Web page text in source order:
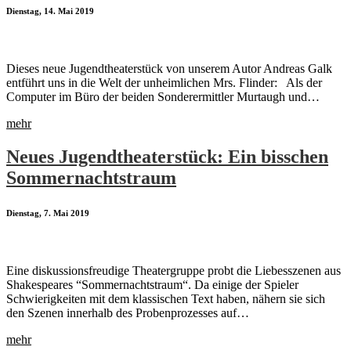
Dienstag, 14. Mai 2019
Dieses neue Jugendtheaterstück von unserem Autor Andreas Galk
entführt uns in die Welt der unheimlichen Mrs. Flinder: Als der
Computer im Büro der beiden Sonderermittler Murtaugh und…
mehr
Neues Jugendtheaterstück: Ein bisschen
Sommernachtstraum
Dienstag, 7. Mai 2019
Eine diskussionsfreudige Theatergruppe probt die Liebesszenen aus
Shakespeares “Sommernachtstraum“. Da einige der Spieler
Schwierigkeiten mit dem klassischen Text haben, nähern sie sich
den Szenen innerhalb des Probenprozesses auf…
mehr